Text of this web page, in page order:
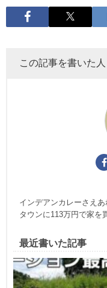
この記事を書いた人
インデアンカレーさえ
タウンに113万円で家を
最近書いた記事